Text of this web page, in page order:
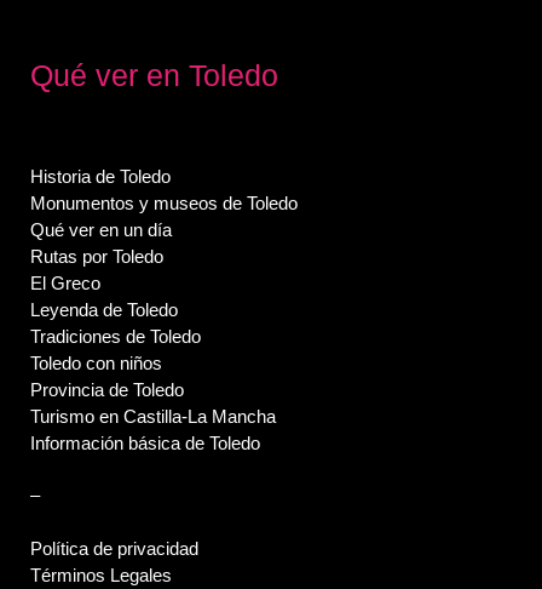
Qué ver en Toledo
Historia de Toledo
Monumentos y museos de Toledo
Qué ver en un día
Rutas por Toledo
El Greco
Leyenda de Toledo
Tradiciones de Toledo
Toledo con niños
Provincia de Toledo
Turismo en Castilla-La Mancha
Información básica de Toledo
–
Política de privacidad
Términos Legales